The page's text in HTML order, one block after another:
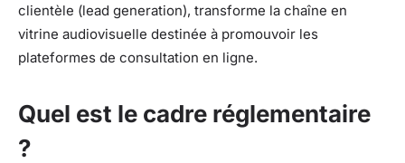
clientèle (lead generation), transforme la chaîne en
vitrine audiovisuelle destinée à promouvoir les
plateformes de consultation en ligne.
Quel est le cadre réglementaire
?